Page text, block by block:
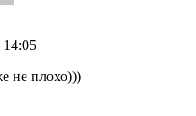
не плохо)))